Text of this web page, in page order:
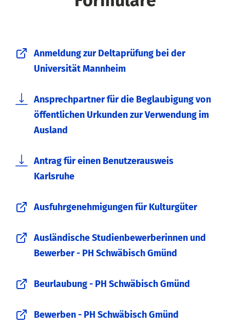
Anmeldung zur Deltaprüfung bei der
Universität Mannheim
Ansprechpartner für die Beglaubigung von
öffentlichen Urkunden zur Verwendung im
Ausland
Antrag für einen Benutzerausweis
Karlsruhe
Ausfuhrgenehmigungen für Kulturgüter
Ausländische Studienbewerberinnen und
Bewerber - PH Schwäbisch Gmünd
Beurlaubung - PH Schwäbisch Gmünd
Bewerben - PH Schwäbisch Gmünd